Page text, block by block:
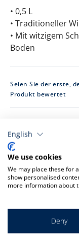
• 0,5 L
• Traditioneller
• Mit witzigem
Boden
Seien Sie der erste,
Produkt bewertet
5,90 €
Inkl. 19% USt.
-
English
We use cookies
We may place these for
show personalised
more information about
Deny